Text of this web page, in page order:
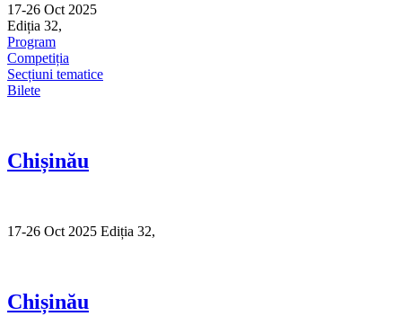
17-26 Oct 2025
Ediția 32,
Program
Competiția
Secțiuni tematice
Bilete
Chișinău
17-26 Oct 2025 Ediția 32,
Chișinău